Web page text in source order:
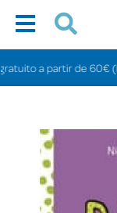
a partir de 60€